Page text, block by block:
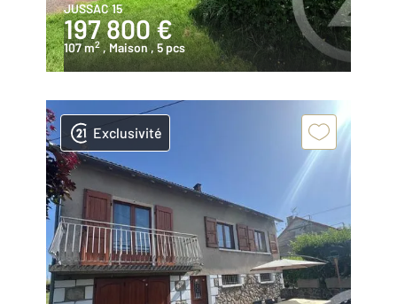
JUSSAC 15
197 800 €
107 m2 , Maison, 5 pcs
Exclusivité